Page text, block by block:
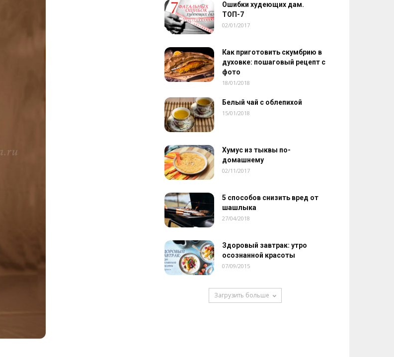
Ошибки худеющих дам.
ТОП-7
02/01/2017
Как приготовить скумбрию в
духовке: пошаговый рецепт с
фото
18/01/2018
Белый чай с облепихой
15/01/2018
Хумус из тыквы по-
домашнему
02/11/2017
5 способов снизить вред от
шашлыка
27/04/2018
Здоровый завтрак: утро
осознанной красоты
07/09/2015
Загрузить больше